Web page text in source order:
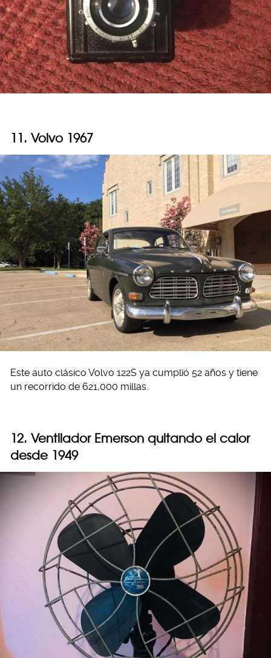
11. Volvo 1967
Este auto clásico Volvo 122S ya cumplió 52 años y tiene
un recorrido de 621,000 millas.
12. Ventilador Emerson quitando el calor
desde 1949